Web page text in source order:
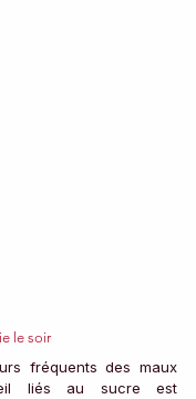
le soir
fréquents des maux
liés au sucre est